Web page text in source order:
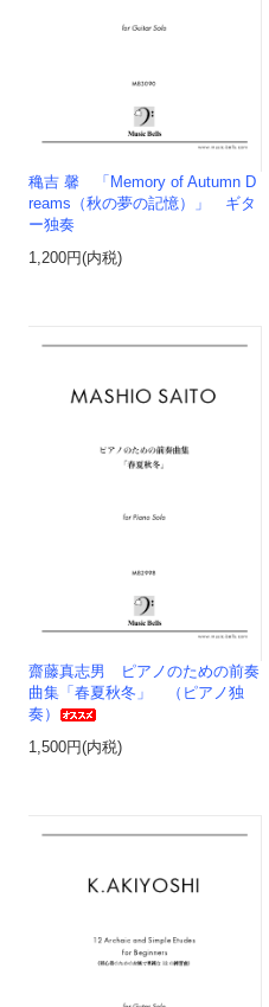
穐吉 馨 「Memory of Autumn D
reams（秋の夢の記憶）」 ギタ
ー独奏
1,200円(内税)
齋藤真志男 ピアノのための前奏
曲集「春夏秋冬」 （ピアノ独
奏）
1,500円(内税)